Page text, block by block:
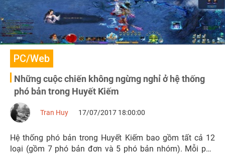
PC/Web
Những cuộc chiến không ngừng nghỉ ở hệ thống
phó bản trong Huyết Kiếm
Tran Huy 17/07/2017 18:00:00
Hệ thống phó bản trong Huyết Kiếm bao gồm tất cả 12
loại (gồm 7 phó bản đơn và 5 phó bản nhóm). Mỗi phó